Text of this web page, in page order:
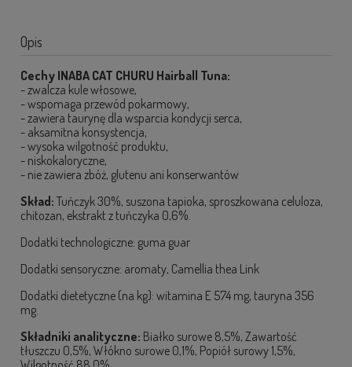
Opis
Cechy INABA CAT CHURU Hairball Tuna:
- zwalcza kule włosowe,
- wspomaga przewód pokarmowy,
- zawiera taurynę dla wsparcia kondycji serca,
- aksamitna konsystencja,
- wysoka wilgotność produktu,
- niskokaloryczne,
- nie zawiera zbóż, glutenu ani konserwantów
Skład: Tuńczyk 30%, suszona tapioka, sproszkowana celuloza,
chitozan, ekstrakt z tuńczyka 0,6%.
Dodatki technologiczne: guma guar
Dodatki sensoryczne: aromaty, Camellia thea Link
Dodatki dietetyczne (na kg): witamina E 574 mg, tauryna 356
mg.
Składniki analityczne: Białko surowe 8,5%, Zawartość
tłuszczu 0,5%, Włókno surowe 0,1%, Popiół surowy 1,5%,